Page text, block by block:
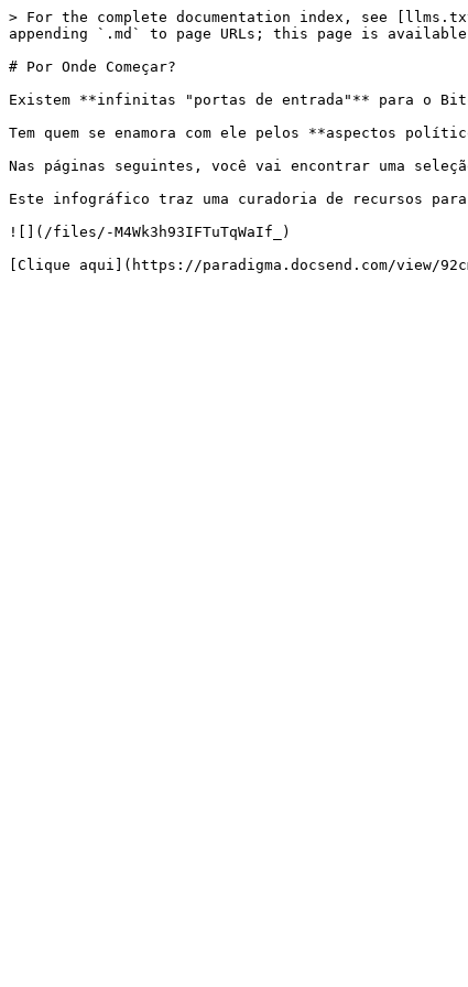
> For the complete documentation index, see
appending `.md` to page URLs; this page is available
# Por Onde Começar?
Existem **infinitas "portas de entrada"** para o
Tem quem se enamora com ele pelos **aspectos
Nas páginas seguintes, você vai encontrar uma
Este infográfico traz uma curadoria de recursos para
![](/files/-M4Wk3h93IFTuTqWaIf_)